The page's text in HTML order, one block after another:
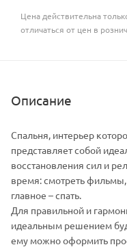
Цена действительна
отличаться от цен в
Описание
Спальня, интерьер
представляет собой
восстановления сил и
время: смотреть фильмы,
главное – спать.
Для правильной и
идеальным решением
ему можно оформить